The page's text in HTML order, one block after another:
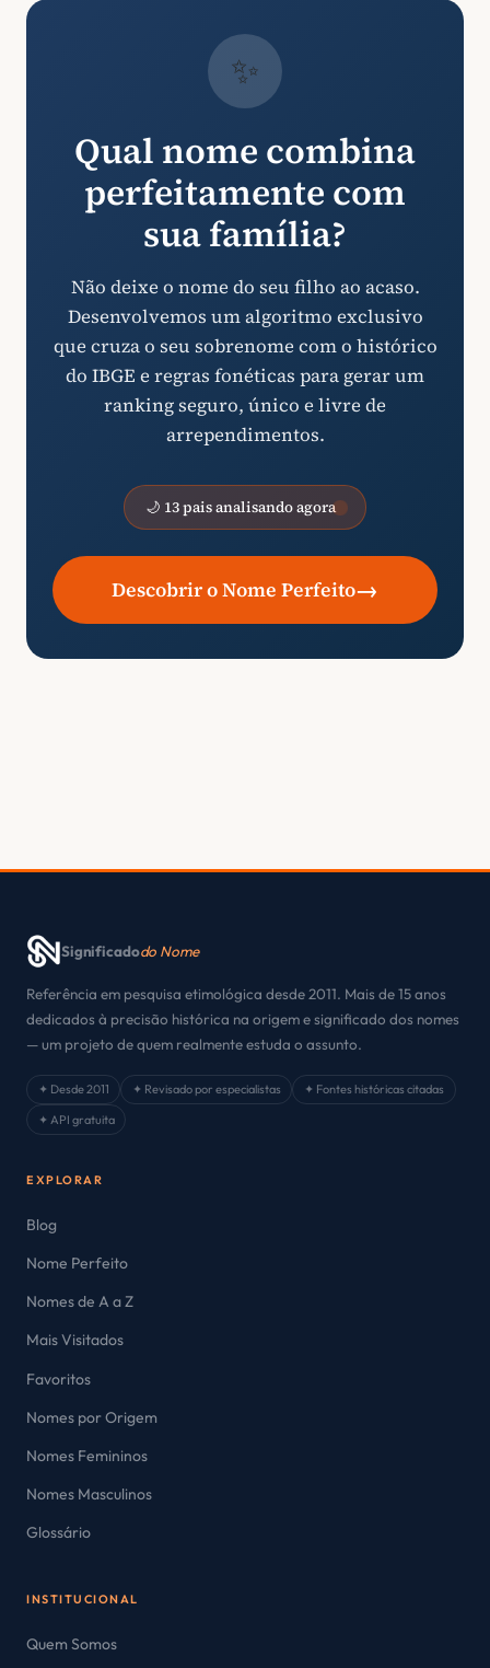
✨
Qual nome combina
perfeitamente com
sua família?
Não deixe o nome do seu filho ao acaso.
Desenvolvemos um algoritmo exclusivo
que cruza o seu sobrenome com o histórico
do IBGE e regras fonéticas para gerar um
ranking seguro, único e livre de
arrependimentos.
🌙 13 pais analisando agora
Descobrir o Nome Perfeito→
Significadodo Nome
Referência em pesquisa etimológica desde 2011. Mais de 15 anos
dedicados à precisão histórica na origem e significado dos nomes
— um projeto de quem realmente estuda o assunto.
✦ Desde 2011 ✦ Revisado por especialistas
✦ Fontes históricas citadas
✦ API gratuita
EXPLORAR
Blog
Nome Perfeito
Nomes de A a Z
Mais Visitados
Favoritos
Nomes por Origem
Nomes Femininos
Nomes Masculinos
Glossário
INSTITUCIONAL
Quem Somos